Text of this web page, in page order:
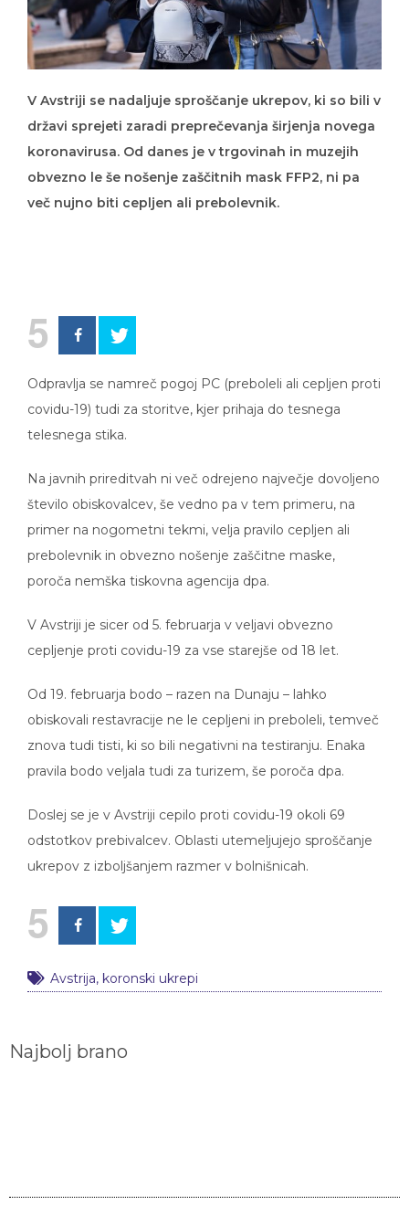
V Avstriji se nadaljuje sproščanje ukrepov, ki so bili v
državi sprejeti zaradi preprečevanja širjenja novega
koronavirusa. Od danes je v trgovinah in muzejih
obvezno le še nošenje zaščitnih mask FFP2, ni pa
več nujno biti cepljen ali prebolevnik.
5
Odpravlja se namreč pogoj PC (preboleli ali cepljen proti
covidu-19) tudi za storitve, kjer prihaja do tesnega
telesnega stika.
Na javnih prireditvah ni več odrejeno največje dovoljeno
število obiskovalcev, še vedno pa v tem primeru, na
primer na nogometni tekmi, velja pravilo cepljen ali
prebolevnik in obvezno nošenje zaščitne maske,
poroča nemška tiskovna agencija dpa.
V Avstriji je sicer od 5. februarja v veljavi obvezno
cepljenje proti covidu-19 za vse starejše od 18 let.
Od 19. februarja bodo – razen na Dunaju – lahko
obiskovali restavracije ne le cepljeni in preboleli, temveč
znova tudi tisti, ki so bili negativni na testiranju. Enaka
pravila bodo veljala tudi za turizem, še poroča dpa.
Doslej se je v Avstriji cepilo proti covidu-19 okoli 69
odstotkov prebivalcev. Oblasti utemeljujejo sproščanje
ukrepov z izboljšanjem razmer v bolnišnicah.
5
Avstrija, koronski ukrepi
Najbolj brano